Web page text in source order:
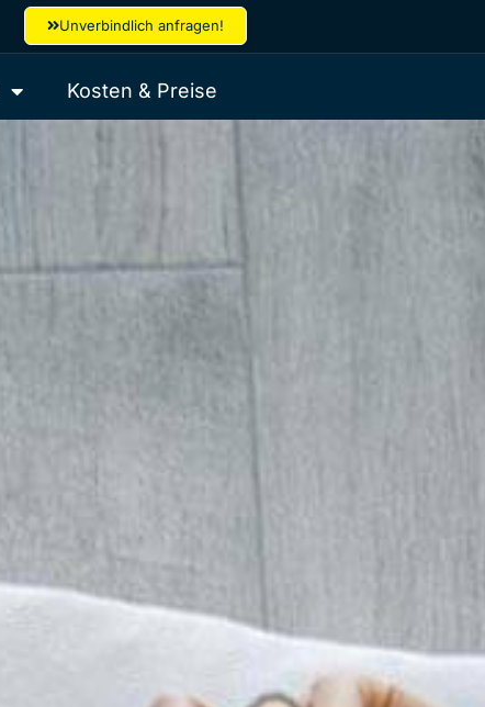
Unverbindlich anfragen!
Kosten & Preise